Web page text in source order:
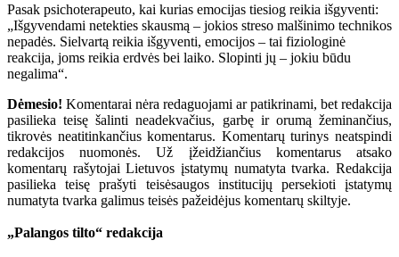
Pasak psichoterapeuto, kai kurias emocijas tiesiog reikia išgyventi:
„Išgyvendami netekties skausmą – jokios streso malšinimo technikos
nepadės. Sielvartą reikia išgyventi, emocijos – tai fiziologinė
reakcija, joms reikia erdvės bei laiko. Slopinti jų – jokiu būdu
negalima“.
Dėmesio! Komentarai nėra redaguojami ar patikrinami, bet redakcija
pasilieka teisę šalinti neadekvačius, garbę ir orumą žeminančius,
tikrovės neatitinkančius komentarus. Komentarų turinys neatspindi
redakcijos nuomonės. Už įžeidžiančius komentarus atsako
komentarų rašytojai Lietuvos įstatymų numatyta tvarka. Redakcija
pasilieka teisę prašyti teisėsaugos institucijų persekioti įstatymų
numatyta tvarka galimus teisės pažeidėjus komentarų skiltyje.
„Palangos tilto“ redakcija